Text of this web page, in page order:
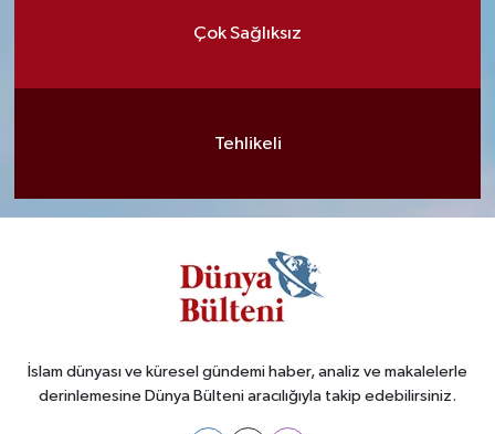
Çok Sağlıksız
Tehlikeli
İslam dünyası ve küresel gündemi haber, analiz ve makalelerle
derinlemesine Dünya Bülteni aracılığıyla takip edebilirsiniz.